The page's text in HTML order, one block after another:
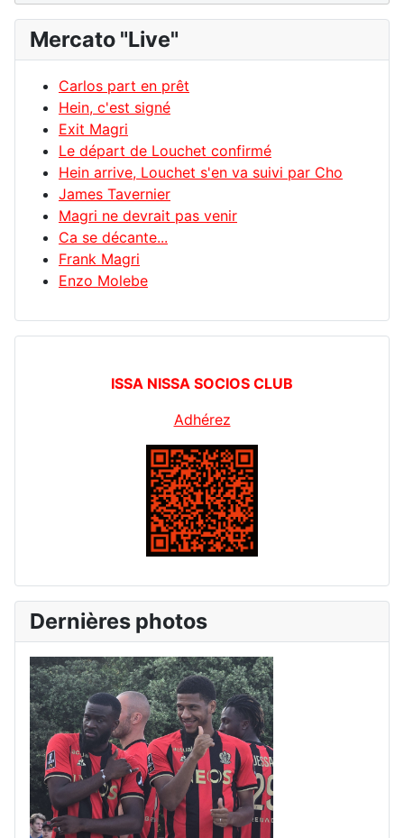
Mercato "Live"
Carlos part en prêt
Hein, c'est signé
Exit Magri
Le départ de Louchet confirmé
Hein arrive, Louchet s'en va suivi par Cho
James Tavernier
Magri ne devrait pas venir
Ca se décante...
Frank Magri
Enzo Molebe
ISSA NISSA SOCIOS CLUB
Adhérez
Dernières photos